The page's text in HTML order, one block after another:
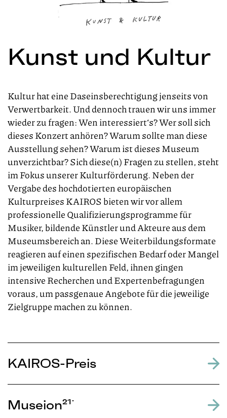
Kunst und Kultur
Kultur hat eine Daseinsberechtigung jenseits von
Verwertbarkeit. Und dennoch trauen wir unsimmer
wieder zu fragen: Wen interessiert‘s? Wer soll sich
dieses Konzert anhören? Warum sollte man diese
Ausstellung sehen? Warum ist dieses Museum
unverzichtbar? Sich diese(n) Fragen zu stellen, steht
im Fokus unserer Kulturförderung. Neben der
Vergabe des hochdotierten europäischen
Kulturpreises KAIROS bieten wir vor allem
professionelle Qualifizierungsprogramme für
Musiker, bildende Künstler und Akteure aus dem
Museumsbereich an. Diese Weiterbildungsformate
reagieren auf einen spezifischen Bedarf oder Mangel
im jeweiligen kulturellen Feld, ihnen gingen
intensive Recherchen und Expertenbefragungen
voraus, um passgenaue Angebote für die jeweilige
Zielgruppe machen zu können.
KAIROS-Preis
Museion²¹˙